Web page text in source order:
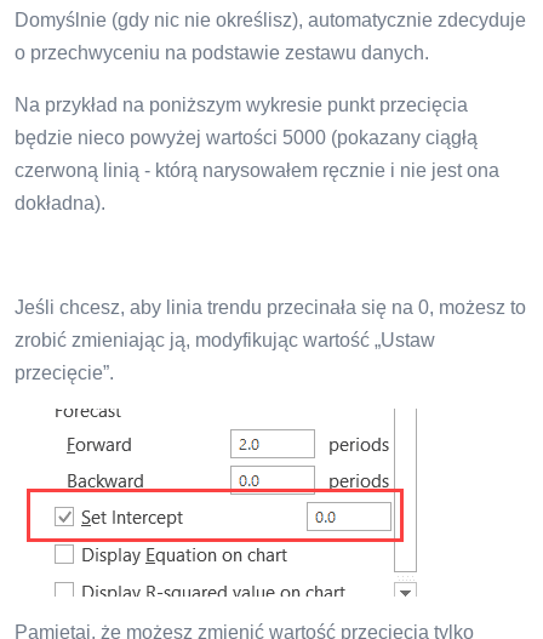
Domyślnie (gdy nic nie określisz), automatycznie zdecyduje
o przechwyceniu na podstawie zestawu danych.
Na przykład na poniższym wykresie punkt przecięcia
będzie nieco powyżej wartości 5000 (pokazany ciągłą
czerwoną linią - którą narysowałem ręcznie i nie jest ona
dokładna).
Jeśli chcesz, aby linia trendu przecinała się na 0, możesz to
zrobić zmieniając ją, modyfikując wartość „Ustaw
przecięcie”.
Pamiętaj, że możesz zmienić wartość przecięcia tylko